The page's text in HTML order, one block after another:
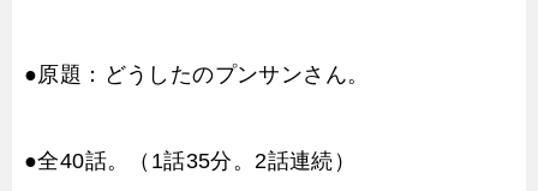
●原題：どうしたのプンサンさん。
●全40話。（1話35分。2話連続）